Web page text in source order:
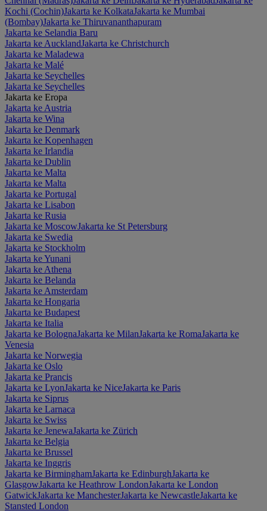
Kochi (Cochin)Jakarta ke KolkataJakarta ke Mumbai
(Bombay)Jakarta ke Thiruvananthapuram
Jakarta ke Selandia Baru
Jakarta ke AucklandJakarta ke Christchurch
Jakarta ke Maladewa
Jakarta ke Malé
Jakarta ke Seychelles
Jakarta ke Seychelles
Jakarta ke Eropa
Jakarta ke Austria
Jakarta ke Wina
Jakarta ke Denmark
Jakarta ke Kopenhagen
Jakarta ke Irlandia
Jakarta ke Dublin
Jakarta ke Malta
Jakarta ke Malta
Jakarta ke Portugal
Jakarta ke Lisabon
Jakarta ke Rusia
Jakarta ke MoscowJakarta ke St Petersburg
Jakarta ke Swedia
Jakarta ke Stockholm
Jakarta ke Yunani
Jakarta ke Athena
Jakarta ke Belanda
Jakarta ke Amsterdam
Jakarta ke Hongaria
Jakarta ke Budapest
Jakarta ke Italia
Jakarta ke BolognaJakarta ke MilanJakarta ke RomaJakarta ke
Venesia
Jakarta ke Norwegia
Jakarta ke Oslo
Jakarta ke Prancis
Jakarta ke LyonJakarta ke NiceJakarta ke Paris
Jakarta ke Siprus
Jakarta ke Larnaca
Jakarta ke Swiss
Jakarta ke JenewaJakarta ke Zürich
Jakarta ke Belgia
Jakarta ke Brussel
Jakarta ke Inggris
Jakarta ke BirminghamJakarta ke EdinburghJakarta ke
GlasgowJakarta ke Heathrow LondonJakarta ke London
GatwickJakarta ke ManchesterJakarta ke NewcastleJakarta ke
Stansted London